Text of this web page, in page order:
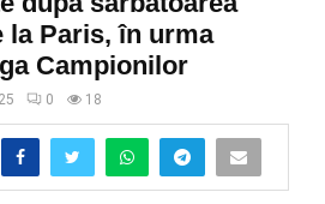
la Paris, în urma
Campionilor
0 18